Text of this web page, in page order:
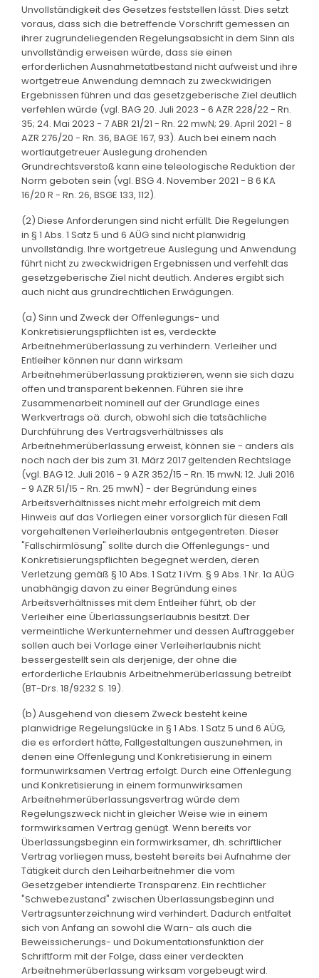
Unvollständigkeit des Gesetzes feststellen lässt. Dies setzt
voraus, dass sich die betreffende Vorschrift gemessen an
ihrer zugrundeliegenden Regelungsabsicht in dem Sinn als
unvollständig erweisen würde, dass sie einen
erforderlichen Ausnahmetatbestand nicht aufweist und ihre
wortgetreue Anwendung demnach zu zweckwidrigen
Ergebnissen führen und das gesetzgeberische Ziel deutlich
verfehlen würde (vgl. BAG 20. Juli 2023 - 6 AZR 228/22 - Rn.
35; 24. Mai 2023 - 7 ABR 21/21 - Rn. 22 mwN; 29. April 2021 - 8
AZR 276/20 - Rn. 36, BAGE 167, 93). Auch bei einem nach
wortlautgetreuer Auslegung drohenden
Grundrechtsverstoß kann eine teleologische Reduktion der
Norm geboten sein (vgl. BSG 4. November 2021 - B 6 KA
16/20 R - Rn. 26, BSGE 133, 112).
(2) Diese Anforderungen sind nicht erfüllt. Die Regelungen
in § 1 Abs. 1 Satz 5 und 6 AÜG sind nicht planwidrig
unvollständig. Ihre wortgetreue Auslegung und Anwendung
führt nicht zu zweckwidrigen Ergebnissen und verfehlt das
gesetzgeberische Ziel nicht deutlich. Anderes ergibt sich
auch nicht aus grundrechtlichen Erwägungen.
(a) Sinn und Zweck der Offenlegungs- und
Konkretisierungspflichten ist es, verdeckte
Arbeitnehmerüberlassung zu verhindern. Verleiher und
Entleiher können nur dann wirksam
Arbeitnehmerüberlassung praktizieren, wenn sie sich dazu
offen und transparent bekennen. Führen sie ihre
Zusammenarbeit nominell auf der Grundlage eines
Werkvertrags oä. durch, obwohl sich die tatsächliche
Durchführung des Vertragsverhältnisses als
Arbeitnehmerüberlassung erweist, können sie - anders als
noch nach der bis zum 31. März 2017 geltenden Rechtslage
(vgl. BAG 12. Juli 2016 - 9 AZR 352/15 - Rn. 15 mwN; 12. Juli 2016
- 9 AZR 51/15 - Rn. 25 mwN) - der Begründung eines
Arbeitsverhältnisses nicht mehr erfolgreich mit dem
Hinweis auf das Vorliegen einer vorsorglich für diesen Fall
vorgehaltenen Verleiherlaubnis entgegentreten. Dieser
"Fallschirmlösung" sollte durch die Offenlegungs- und
Konkretisierungspflichten begegnet werden, deren
Verletzung gemäß § 10 Abs. 1 Satz 1 iVm. § 9 Abs. 1 Nr. 1a AÜG
unabhängig davon zu einer Begründung eines
Arbeitsverhältnisses mit dem Entleiher führt, ob der
Verleiher eine Überlassungserlaubnis besitzt. Der
vermeintliche Werkunternehmer und dessen Auftraggeber
sollen auch bei Vorlage einer Verleiherlaubnis nicht
bessergestellt sein als derjenige, der ohne die
erforderliche Erlaubnis Arbeitnehmerüberlassung betreibt
(BT-Drs. 18/9232 S. 19).
(b) Ausgehend von diesem Zweck besteht keine
planwidrige Regelungslücke in § 1 Abs. 1 Satz 5 und 6 AÜG,
die es erfordert hätte, Fallgestaltungen auszunehmen, in
denen eine Offenlegung und Konkretisierung in einem
formunwirksamen Vertrag erfolgt. Durch eine Offenlegung
und Konkretisierung in einem formunwirksamen
Arbeitnehmerüberlassungsvertrag würde dem
Regelungszweck nicht in gleicher Weise wie in einem
formwirksamen Vertrag genügt. Wenn bereits vor
Überlassungsbeginn ein formwirksamer, dh. schriftlicher
Vertrag vorliegen muss, besteht bereits bei Aufnahme der
Tätigkeit durch den Leiharbeitnehmer die vom
Gesetzgeber intendierte Transparenz. Ein rechtlicher
"Schwebezustand" zwischen Überlassungsbeginn und
Vertragsunterzeichnung wird verhindert. Dadurch entfaltet
sich von Anfang an sowohl die Warn- als auch die
Beweissicherungs- und Dokumentationsfunktion der
Schriftform mit der Folge, dass einer verdeckten
Arbeitnehmerüberlassung wirksam vorgebeugt wird.